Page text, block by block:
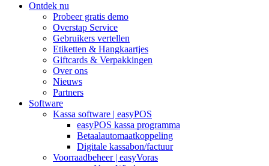
Ontdek nu
Probeer gratis demo
Overstap Service
Gebruikers vertellen
Etiketten & Hangkaartjes
Giftcards & Verpakkingen
Over ons
Nieuws
Partners
Software
Kassa software | easyPOS
easyPOS kassa programma
Betaalautomaatkoppeling
Digitale kassabon/factuur
Voorraadbeheer | easyVoras